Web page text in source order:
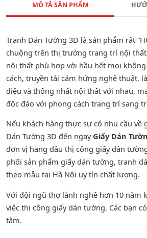
MÔ TẢ SẢN PHẨM
Tranh Dán Tường 3D là sản phẩm rất
chuộng trên thị trường trang trí nội
nội thất phù hợp với hầu hết mọi
cách, truyền tải cảm hứng nghệ thuật,
điệu và thống nhất nội thất với nhau,
độc đáo với phong cách trang trí sang
Nếu khách hàng thực sự có nhu cầu về
Dán Tường 3D đến ngayGiấy Dán
đơn vị hàng đầu thị công giấy dán
phối sản phẩm giấy dán tường, tranh
theo mẫu tại Hà Nội uy tín chất lượng.
Với đội ngũ thợ lành nghề hơn 10 năm
việc thi công giấy dán tường. Các bạn
tâm.